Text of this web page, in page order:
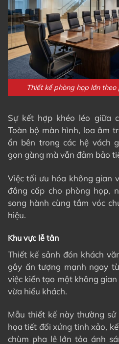
Thiết kế phòng họp lớn
Sự kết hợp khéo léo giữa
Toàn bộ màn hình, loa âm
ẩn bên trong các hệ vách
gọn gàng mà vẫn đảm bảo
Việc tối ưu hóa không gian
đẳng cấp cho phòng họp,
song hành cùng tầm vóc
hiệu.
Khu vực lễ tân
Thiết kế sảnh đón khách
gây ấn tượng mạnh ngay
việc kiến tạo một không
vừa hiếu khách.
Mẫu thiết kế này thường
họa tiết đối xứng tinh xảo,
chùm pha lê lớn tỏa ánh